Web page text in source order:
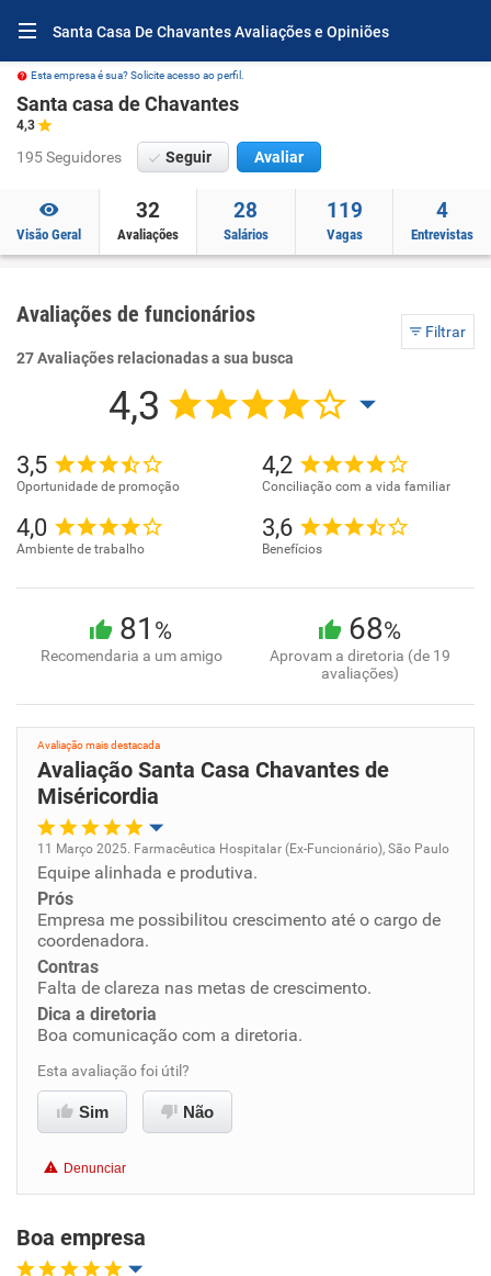
Santa Casa De Chavantes Avaliações e Opiniões
Esta empresa é sua? Solicite acesso ao perfil.
Santa casa de Chavantes
4,3
195 Seguidores Seguir Avaliar
Visão Geral
32
Avaliações
28
Salários
119
Vagas
4
Entrevistas
Avaliações de funcionários
Filtrar
27 Avaliações relacionadas a sua busca
4,3
3,5
Oportunidade de promoção
4,2
Conciliação com a vida familiar
4,0
Ambiente de trabalho
3,6
Benefícios
81 %
Recomendaria a um amigo
68%
Aprovam a diretoria (de 19
avaliações)
Avaliação mais destacada
Avaliação Santa Casa Chavantes de
Miséricordia
Oportunidade de promoção
Ambiente de trabalho
Conciliação com a vida familiar
Benefícios
Recomenda esta empresa
11 Março 2025. Farmacêutica Hospitalar (Ex-Funcionário), São Paulo
Equipe alinhada e produtiva.
Prós
Empresa me possibilitou crescimento até o cargo de
coordenadora.
Contras
Falta de clareza nas metas de crescimento.
Dica a diretoria
Boa comunicação com a diretoria.
Esta avaliação foi útil?
Sim Não
Denunciar
Boa empresa